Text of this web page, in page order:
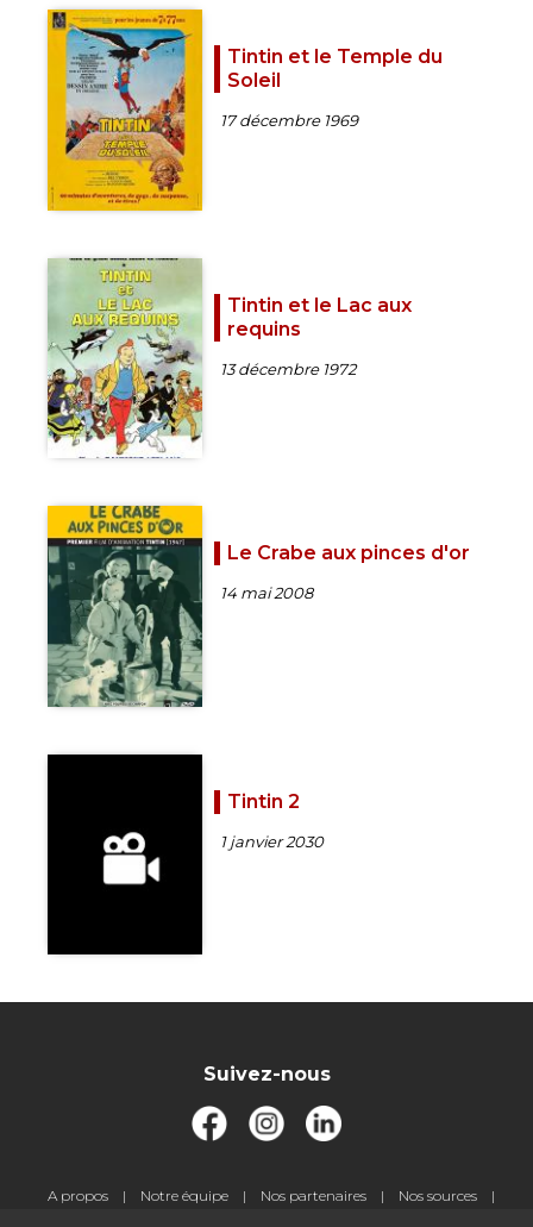
Tintin et le Temple du
Soleil
17 décembre 1969
Tintin et le Lac aux
requins
13 décembre 1972
Le Crabe aux pinces d'or
14 mai 2008
Tintin 2
1 janvier 2030
Suivez-nous
PiedA propos Notre équipe Nos partenaires
Nos sources